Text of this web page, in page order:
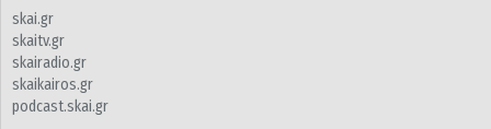
skai.gr
skaitv.gr
skairadio.gr
skaikairos.gr
podcast.skai.gr